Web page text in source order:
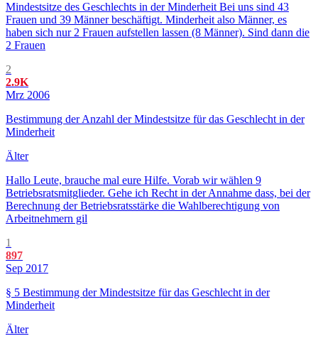
Mindestsitze des Geschlechts in der Minderheit Bei uns sind 43
Frauen und 39 Männer beschäftigt. Minderheit also Männer, es
haben sich nur 2 Frauen aufstellen lassen (8 Männer). Sind dann die
2 Frauen
2
2.9K
Mrz 2006
Bestimmung der Anzahl der Mindestsitze für das Geschlecht in der
Minderheit
Älter
Hallo Leute, brauche mal eure Hilfe. Vorab wir wählen 9
Betriebsratsmitglieder. Gehe ich Recht in der Annahme dass, bei der
Berechnung der Betriebsratsstärke die Wahlberechtigung von
Arbeitnehmern gil
1
897
Sep 2017
§ 5 Bestimmung der Mindestsitze für das Geschlecht in der
Minderheit
Älter